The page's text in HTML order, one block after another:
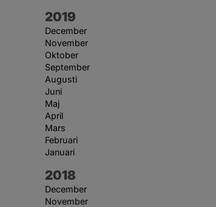
År:
2019
December
November
Oktober
September
Augusti
Juni
Maj
April
Mars
Februari
Januari
År:
2018
December
November